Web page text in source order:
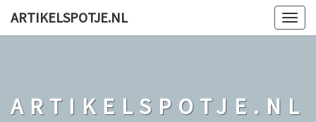
ARTIKELSPOTJE.NL
ARTIKELSPOTJE.NL